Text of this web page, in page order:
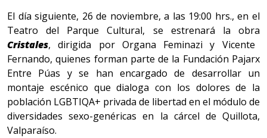
El día siguiente, 26 de noviembre, a las 19:00 hrs., en el
Teatro del Parque Cultural, se estrenará la obra
Cristales, dirigida por Organa Feminazi y Vicente
Fernando, quienes forman parte de la Fundación Pajarx
Entre Púas y se han encargado de desarrollar un
montaje escénico que dialoga con los dolores de la
población LGBTIQA+ privada de libertad en el módulo de
diversidades sexo-genéricas en la cárcel de Quillota,
Valparaíso.